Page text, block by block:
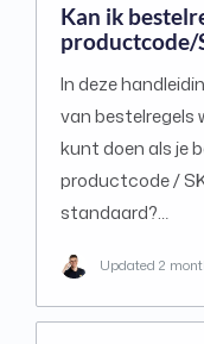
Kan ik
productcode/
In deze
van bestelregels
kunt doen als je
productcode /
standaard?…
Updated 2